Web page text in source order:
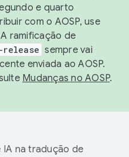
e quarto
com o AOSP, use
A ramificação de
sempre vai
enviada ao AOSP.
Mudanças no AOSP.
na tradução de